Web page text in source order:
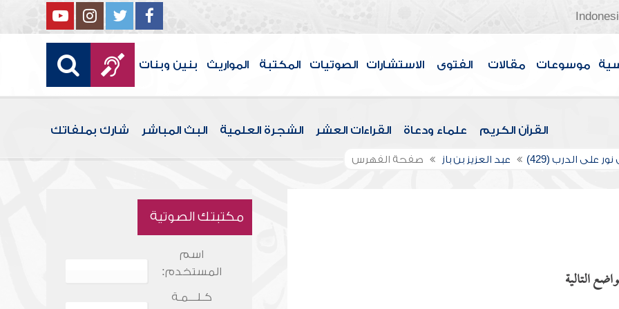
موسوعات مقالات الفتوى الاستشارات الصوتيات المكتبة المواريث بنين وبنات
القرآن الكريم علماء ودعاة القراءات العشر الشجرة العلمية البث المباشر شارك بملفاتك
على الدرب (429) عبد العزيز بن باز صفحة الفهرس
التالية
مكتبتك الصوتية
اسم
المستخدم:
كـلـــمـة